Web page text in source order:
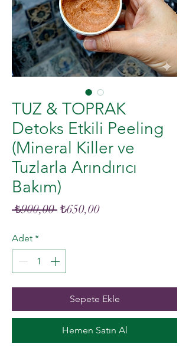
TUZ & TOPRAK
Detoks Etkili Peeling
(Mineral Killer ve
Tuzlarla Arındırıcı
Bakım)
₺900,00 Normal
₺650,00İndirimli
Adet *
Sepete Ekle
Hemen Satın Al